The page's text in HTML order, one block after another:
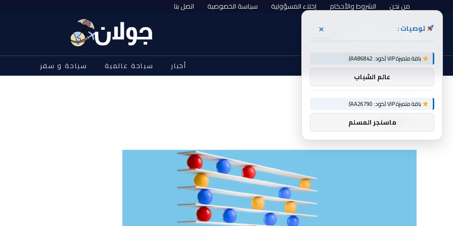
من نحن الشروط والأحكام إخلاء المسؤولية سياسة الخصوصية اتصل بنا
أخبار سياحة عالمية سياحة و سفر
الرئيسية » علاوات
علاوات
توصيات : ×
باقة متميزة VIP (كود: AA86842):
عالم الشباب
باقة متميزة VIP (كود: AA26790):
ماسنجر المسلم